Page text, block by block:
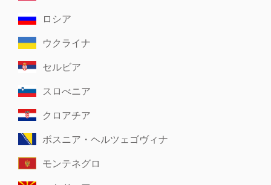
ロシア
ウクライナ
セルビア
スロべニア
クロアチア
ボスニア・ヘルツェゴヴィナ
モンテネグロ